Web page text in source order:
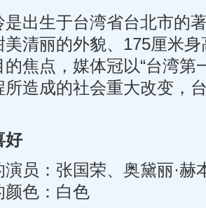
生于台湾省台北市的著
美清丽的外貌、175厘米
焦点，媒体冠以“台湾第
造成的社会重大改变，
：张国荣、奥黛丽·赫
色：白色